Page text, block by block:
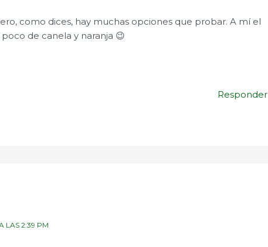
como dices, hay muchas opciones que probar. A mí el
de canela y naranja 😉
Responder
LAS 2:39 PM